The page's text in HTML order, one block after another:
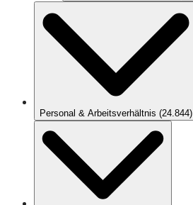
Personal & Arbeitsverhältnis (24.844)